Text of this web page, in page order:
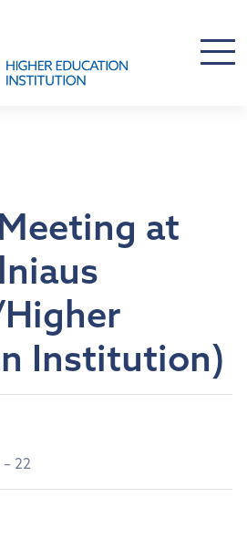
at
Institution)
– 22